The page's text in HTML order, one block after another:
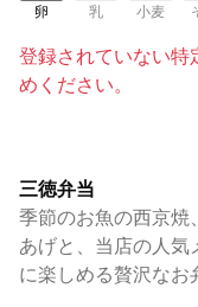
卵 乳 小麦
登録されていない特
めください。
三徳弁当
季節のお魚の西京焼
あげと、当店の人気
に楽しめる贅沢なお